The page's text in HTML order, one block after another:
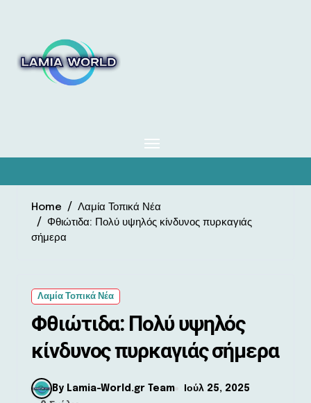
Home
Λαμία Τοπικά Νέα
Φθιώτιδα: Πολύ υψηλός κίνδυνος πυρκαγιάς
σήμερα
Λαμία Τοπικά Νέα
Φθιώτιδα: Πολύ υψηλός
κίνδυνος πυρκαγιάς σήμερα
By Lamia-World.gr Team
Ιούλ 25, 2025